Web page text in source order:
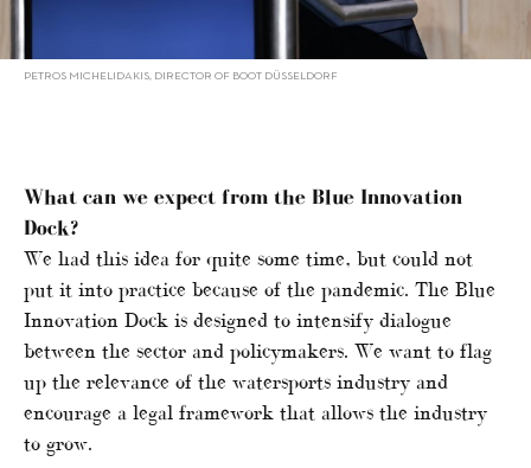
PETROS MICHELIDAKIS, DIRECTOR OF BOOT DÜSSELDORF
What can we expect from the Blue Innovation
Dock?
We had this idea for quite some time, but could not
put it into practice because of the pandemic. The Blue
Innovation Dock is designed to intensify dialogue
between the sector and policymakers. We want to flag
up the relevance of the watersports industry and
encourage a legal framework that allows the industry
to grow.